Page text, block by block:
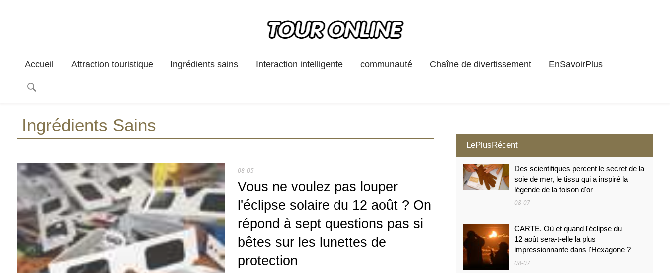
Accueil Attraction touristique Ingrédients sains Interaction intelligente communauté Chaîne de divertissement EnSavoirPlus
Ingrédients Sains
08-05
Vous ne voulez pas louper
l'éclipse solaire du 12 août ? On
répond à sept questions pas si
bêtes sur les lunettes de
protection
LePlusRécent
Des scientifiques percent le secret de la
soie de mer, le tissu qui a inspiré la
légende de la toison d'or
08-07
CARTE. Où et quand l'éclipse du
12 août sera-t-elle la plus
impressionnante dans l'Hexagone ?
08-07